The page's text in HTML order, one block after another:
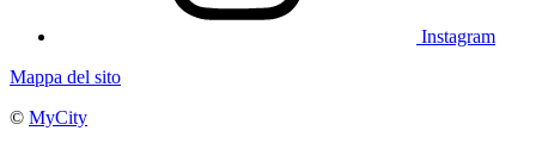
Instagram
Mappa del sito
© MyCity